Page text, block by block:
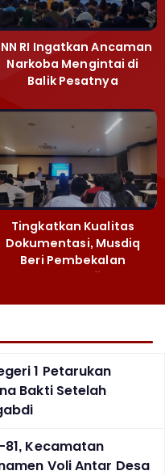
RI Ingatkan Ancaman
Narkoba Mengintai di
Balik Pesatnya
Majalengka
Tingkatkan Kualitas
Dokumentasi, Musdiq
Beri Pembekalan
Fotografi ‎
1 Petarukan
Bakti Setelah
81, Kecamatan
Voli Antar Desa